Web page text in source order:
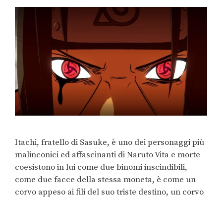
Itachi, fratello di Sasuke, è uno dei personaggi più
malinconici ed affascinanti di Naruto Vita e morte
coesistono in lui come due binomi inscindibili,
come due facce della stessa moneta, è come un
corvo appeso ai fili del suo triste destino, un corvo